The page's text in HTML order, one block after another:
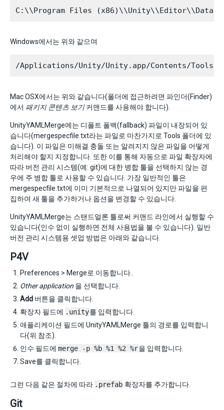
Windows에서는 위와 같으며
Mac OSX에서는 위와 같습니다(폴더에 접근하려면 파인더(Finder)
에서 패키지 콘텐츠 보기커맨드를 사용해야 합니다).
UnityYAMLMerge에는 디폴트 폴백(fallback) 파일이 내장되어 있
습니다(mergespecfile.txt라는 파일로 마찬가지로 Tools 폴더에 있
습니다). 이 파일은 미해결 충돌 또는 알려지지 않은 파일을 어떻게
처리해야 할지 지정합니다. 또한 이를 통해 자동으로 파일 확장자에
따라 버전 관리 시스템(예: git)에 대한 병합 툴을 선택하지 않는 경
우에 주 병합 툴로 사용할 수 있습니다. 가장 일반적인 툴은
mergespecfile.txt에 이미 기본적으로 나열되어 있지만 파일을 편
집하여 새 툴을 추가하거나 옵션을 변경할 수 있습니다.
UnityYAMLMerge는 스탠드얼론 툴로써 커맨드 라인에서 실행할 수
있습니다(인수 없이 실행하면 전체 사용법을 볼 수 있습니다). 일반
버전 관리 시스템용 셋업 방법은 아래와 같습니다.
P4V
Preferences > Merge로 이동합니다..
Other application 을 선택합니다.
Add 버튼을 클릭합니다.
확장자 필드에 .unity를 입력합니다.
애플리케이션 필드에 UnityYAMLMerge 툴의 경로를 입력합니
다(위 참조).
인수 필드에 merge -p %b %1 %2 %r을 입력합니다.
Save를 클릭합니다.
그런 다음 같은 절차에 따라 .prefab 확장자를 추가합니다.
Git